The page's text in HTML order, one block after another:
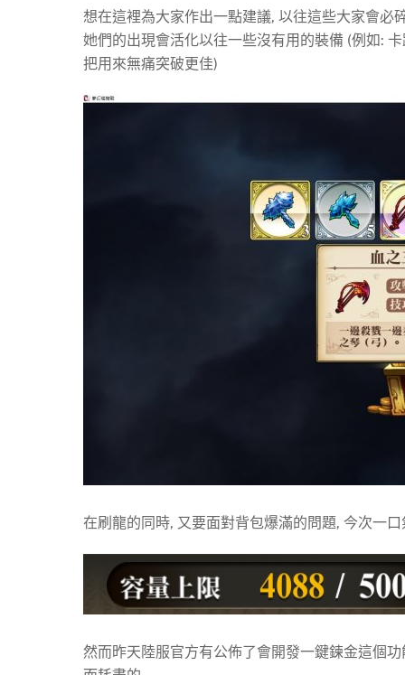
想在這裡為大家作出一點建議, 以往這些大家會必
她們的出現會活化以往一些沒有用的裝備 (例如:
把用來無痛突破更佳)
在刷龍的同時, 又要面對背包爆滿的問題, 今次一
然而昨天陸服官方有公佈了會開發一鍵鍊金這個